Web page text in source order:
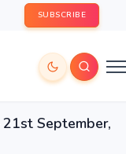
SUBSCRIBE
21st September,